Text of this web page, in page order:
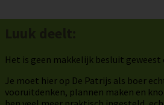
Het is geen makkelijk besluit
Je moet hier op De Patrijs als boer
vooruitdenken, plannen maken en